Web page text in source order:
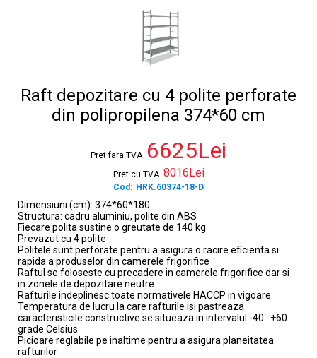
Raft depozitare cu 4 polite perforate
din polipropilena 374*60 cm
Pret fara TVA 6625Lei
Pret cu TVA 8016Lei
Cod: HRK.60374-18-D
Dimensiuni (cm): 374*60*180
Structura: cadru aluminiu, polite din ABS
Fiecare polita sustine o greutate de 140 kg
Prevazut cu 4 polite
Politele sunt perforate pentru a asigura o racire eficienta si
rapida a produselor din camerele frigorifice
Raftul se foloseste cu precadere in camerele frigorifice dar si
in zonele de depozitare neutre
Rafturile indeplinesc toate normativele HACCP in vigoare
Temperatura de lucru la care rafturile isi pastreaza
caracteristicile constructive se situeaza in intervalul -40...+60
grade Celsius
Picioare reglabile pe inaltime pentru a asigura planeitatea
rafturilor